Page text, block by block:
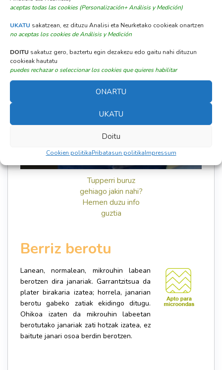
aceptas todas las cookies (Personalización+ Análisis y Medición)
UKATU sakatzean, ez dituzu Analisi eta Neurketako cookieak onartzen
no aceptas los cookies de Análisis y Medición
DOITU sakatuz gero, baztertu egin dezakezu edo gaitu nahi dituzun
cookieak hautatu
puedes rechazar o seleccionar los cookies que quieres habilitar
ONARTU
UKATU
Doitu
Cookien politikaPribatasun politikaImpressum
Tupperri buruz
gehiago jakin nahi?
Hemen duzu info
guztia
Berriz berotu
Lanean, normalean, mikrouhin labean
berotzen dira janariak. Garrantzitsua da
plater birakaria izatea; horrela, janarian
berotu gabeko zatiak ekidingo ditugu.
Ohikoa izaten da mikrouhin labeetan
berotutako janariak zati hotzak izatea, ez
baitute janari osoa berdin berotzen.